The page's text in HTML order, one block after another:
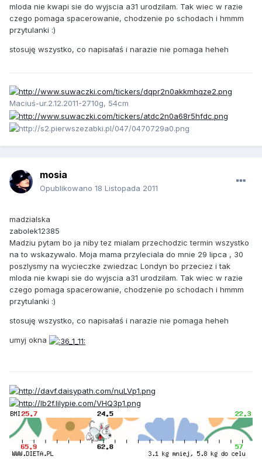
mloda nie kwapi sie do wyjscia a31 urodzilam. Tak wiec w razie
czego pomaga spacerowanie, chodzenie po schodach i hmmm
przytulanki :)
stosuję wszystko, co napisałaś i narazie nie pomaga heheh
Maciuś-ur.2.12.2011-2710g, 54cm
mosia
Opublikowano 18 Listopada 2011
madzialska
zabolek12385
Madziu pytam bo ja niby tez mialam przechodzic termin wszystko
na to wskazywalo. Moja mama przyleciala do mnie 29 lipca , 30
poszlysmy na wycieczke zwiedzac Londyn bo przeciez i tak
mloda nie kwapi sie do wyjscia a31 urodzilam. Tak wiec w razie
czego pomaga spacerowanie, chodzenie po schodach i hmmm
przytulanki :)
stosuję wszystko, co napisałaś i narazie nie pomaga heheh
umyj okna